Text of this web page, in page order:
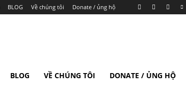
BLOG Về chúng tôi Donate / ủng hộ
BLOG VỀ CHÚNG TÔI DONATE / ỦNG HỘ